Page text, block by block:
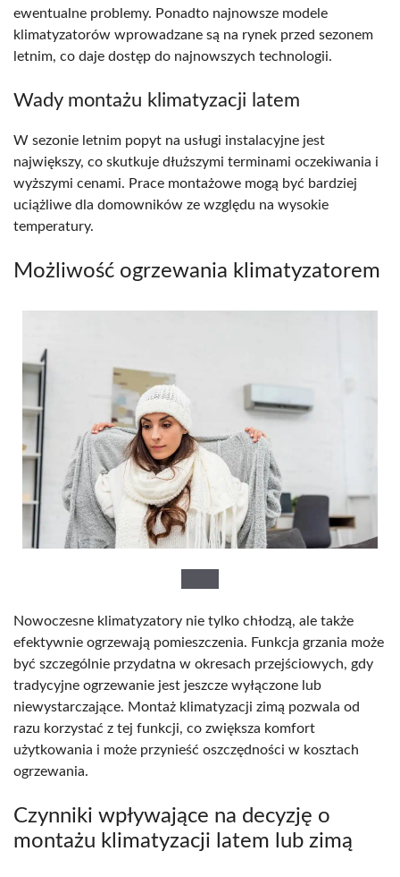
ewentualne problemy. Ponadto najnowsze modele
klimatyzatorów wprowadzane są na rynek przed sezonem
letnim, co daje dostęp do najnowszych technologii.
Wady montażu klimatyzacji latem
W sezonie letnim popyt na usługi instalacyjne jest
największy, co skutkuje dłuższymi terminami oczekiwania i
wyższymi cenami. Prace montażowe mogą być bardziej
uciążliwe dla domowników ze względu na wysokie
temperatury.
Możliwość ogrzewania klimatyzatorem
Nowoczesne klimatyzatory nie tylko chłodzą, ale także
efektywnie ogrzewają pomieszczenia. Funkcja grzania może
być szczególnie przydatna w okresach przejściowych, gdy
tradycyjne ogrzewanie jest jeszcze wyłączone lub
niewystarczające. Montaż klimatyzacji zimą pozwala od
razu korzystać z tej funkcji, co zwiększa komfort
użytkowania i może przynieść oszczędności w kosztach
ogrzewania.
Czynniki wpływające na decyzję o
montażu klimatyzacji latem lub zimą